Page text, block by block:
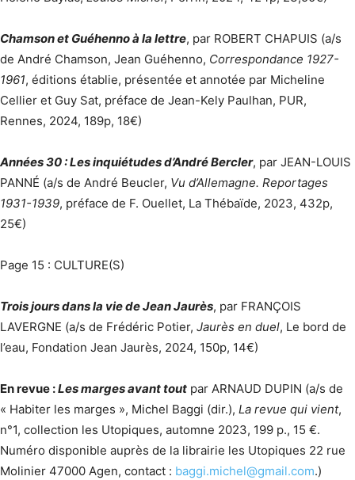
Chamson et Guéhenno à la lettre, par ROBERT CHAPUIS (a/s
de André Chamson, Jean Guéhenno, Correspondance 1927-
1961, éditions établie, présentée et annotée par Micheline
Cellier et Guy Sat, préface de Jean-Kely Paulhan, PUR,
Rennes, 2024, 189p, 18€)
Années 30 : Les inquiétudes d’André Bercler, par JEAN-LOUIS
PANNÉ (a/s de André Beucler, Vu d’Allemagne. Reportages
1931-1939, préface de F. Ouellet, La Thébaïde, 2023, 432p,
25€)
Page 15 : CULTURE(S)
Trois jours dans la vie de Jean Jaurès, par FRANÇOIS
LAVERGNE (a/s de Frédéric Potier, Jaurès en duel, Le bord de
l’eau, Fondation Jean Jaurès, 2024, 150p, 14€)
En revue :Les marges avant tout par ARNAUD DUPIN (a/s de
« Habiter les marges », Michel Baggi (dir.), La revue qui vient,
n°1, collection les Utopiques, automne 2023, 199 p., 15 €.
Numéro disponible auprès de la librairie les Utopiques 22 rue
Molinier 47000 Agen, contact : baggi.michel@gmail.com.)